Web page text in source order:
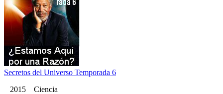
Secretos del Universo Temporada 6
2015 Ciencia